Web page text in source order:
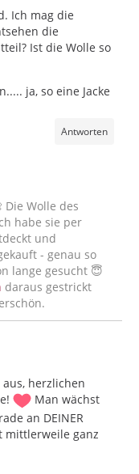
Ich mag die
die
Ist die Wolle so
ja, so eine Jacke
Antworten
Die Wolle des
habe sie per
und
- genau so
lange gesucht 😇
daraus gestrickt
herzlichen
Man wächst
an DEINER
mittlerweile ganz